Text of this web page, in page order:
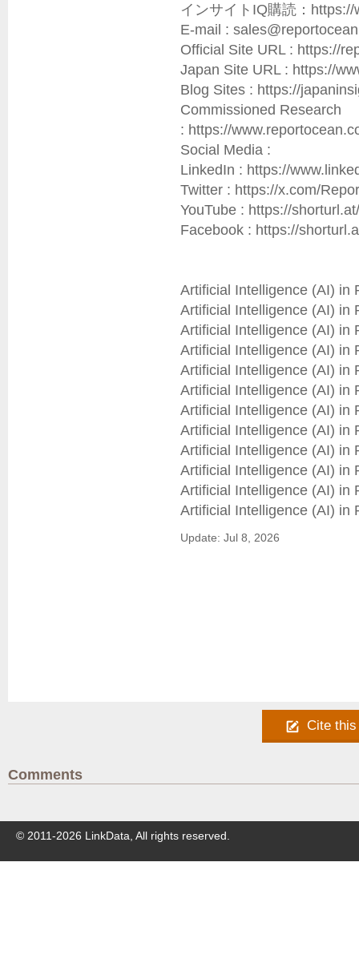
インサイトIQ購読：
E-mail :
Official Site URL : https://
Japan Site URL : https://
Blog Sites : https://
Commissioned Research
: https://
Social Media :
LinkedIn : https://
Twitter : https://x.com/
YouTube : https://
Facebook : https://
Artificial Intelligence (AI) in
Artificial Intelligence (AI) in
Artificial Intelligence (AI) in
Artificial Intelligence (AI) in
Artificial Intelligence (AI) in
Artificial Intelligence (AI) in
Artificial Intelligence (AI) in
Artificial Intelligence (AI) in
Artificial Intelligence (AI) in
Artificial Intelligence (AI) in
Artificial Intelligence (AI) in
Update: Jul 8, 2026
Cite this
Comments
© 2011-2026 LinkData, All rights reserved.